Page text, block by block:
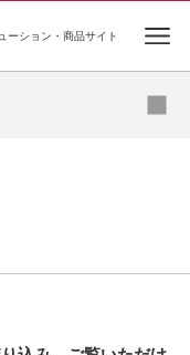
Open
ーション・商品サイト